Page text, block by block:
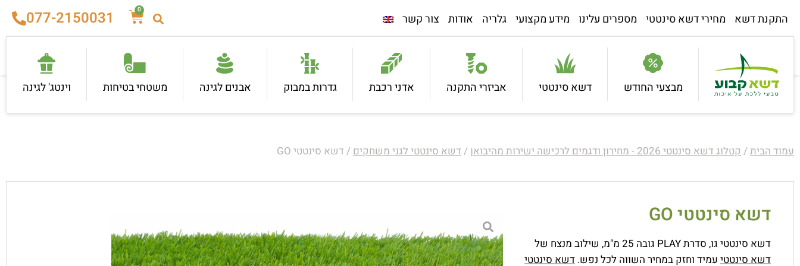
התקנת דשא מחירי דשא סינטטי מספרים עלינו מידע מקצועי גלריה אודות צור קשר
0
077-2150031
מבצעי החודש דשא סינטטי אביזרי התקנה אדני רכבת גדרות במבוק אבנים לגינה משטחי בטיחות וינטג' לגינה
עמוד הבית / קטלוג דשא סינטטי 2026 - מחירון ודגמים לרכישה ישירות מהיבואן / דשא סינטטי לגני משחקים / דשא סינטטי GO
דשא סינטטי GO
דשא סינטטי גו, סדרת PLAY גובה 25 מ"מ, שילוב מנצח של
דשא סינטטי עמיד וחזק במחיר השווה לכל נפש. דשא סינטטי